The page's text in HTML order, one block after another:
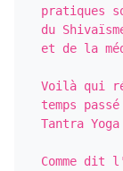
pratiques
du
et de la
Voilà qui
temps
Tantra
Comme dit